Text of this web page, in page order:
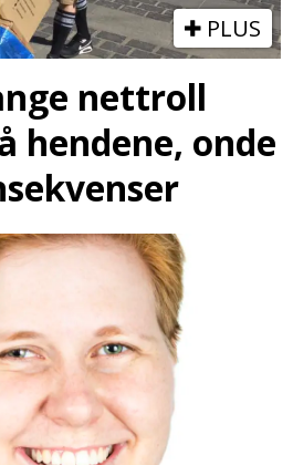
PLUS
nettroll
hendene, onde